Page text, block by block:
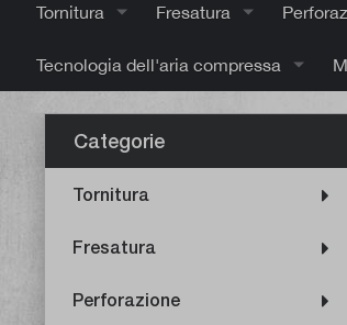
Tornitura Fresatura
Tecnologia dell'aria compressa
Categorie
Tornitura
Fresatura
Perforazione